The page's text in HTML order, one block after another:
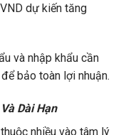
dự kiến tăng
và nhập khẩu cần
bảo toàn lợi nhuận.
Dài Hạn
nhiều vào tâm lý